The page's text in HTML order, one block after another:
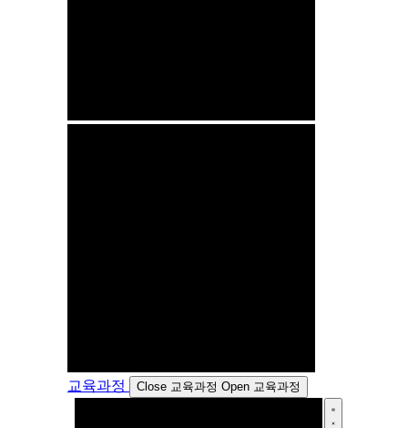
교육과정 Close 교육과정 Open 교육과정